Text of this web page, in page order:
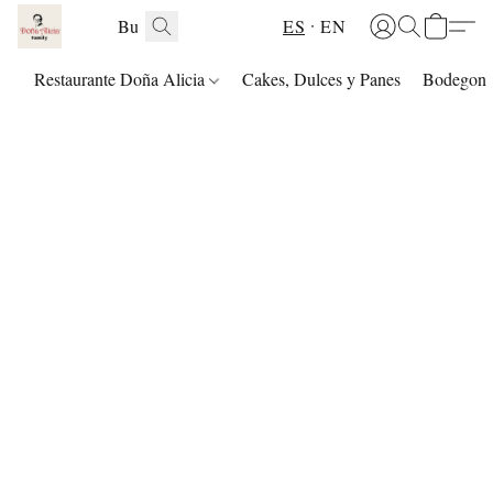
ES EN
Restaurante Doña Alicia Cakes, Dulces y Panes Bodegon